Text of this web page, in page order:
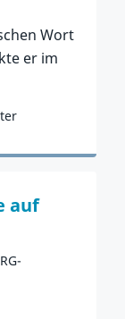
Wort
er im
auf